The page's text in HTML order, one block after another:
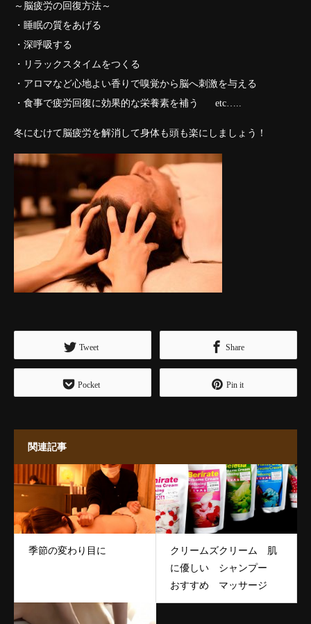
～脳疲労の回復方法～
・睡眠の質をあげる
・深呼吸する
・リラックスタイムをつくる
・アロマなど心地よい香りで嗅覚から脳へ刺激を与える
・食事で疲労回復に効果的な栄養素を補う etc…..
冬にむけて脳疲労を解消して身体も頭も楽にしましょう！
Tweet Share
Pocket Pin it
関連記事
季節の変わり目に
クリームズクリーム 肌
に優しい シャンプー
おすすめ マッサージ